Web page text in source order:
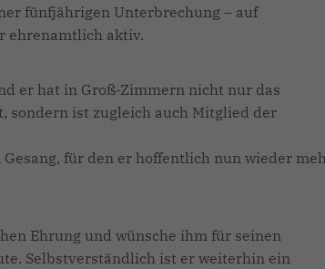
fünfjährigen Unterbrechung – auf
ehrenamtlich aktiv.
er hat in Groß-Zimmern nicht nur das
sondern ist zugleich auch Mitglied der
für den er hoffentlich nun wieder
Ehrung und wünsche ihm für seinen
Selbstverständlich ist er weiterhin ein